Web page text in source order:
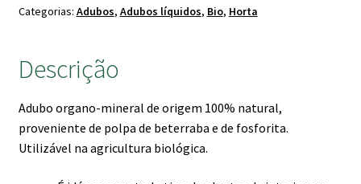
1
Categorias: Adubos, Adubos líquidos, Bio, Horta
Descrição
Adubo organo-mineral de origem 100% natural,
proveniente de polpa de beterraba e de fosforita.
Utilizável na agricultura biológica.